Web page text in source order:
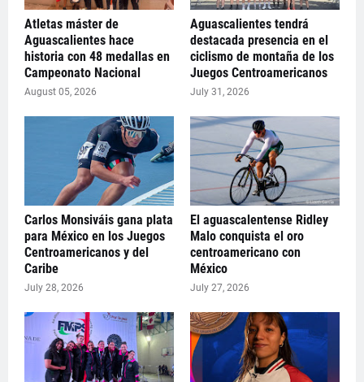
Atletas máster de
Aguascalientes hace
historia con 48 medallas en
Campeonato Nacional
August 05, 2026
Aguascalientes tendrá
destacada presencia en el
ciclismo de montaña de los
Juegos Centroamericanos
July 31, 2026
Carlos Monsiváis gana plata
para México en los Juegos
Centroamericanos y del
Caribe
July 28, 2026
El aguascalentense Ridley
Malo conquista el oro
centroamericano con
México
July 27, 2026